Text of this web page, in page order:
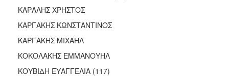
ΚΑΡΑΛΗΣ ΧΡΗΣΤΟΣ
ΚΑΡΓΑΚΗΣ ΚΩΝΣΤΑΝΤΙΝΟΣ
ΚΑΡΓΑΚΗΣ ΜΙΧΑΗΛ
ΚΟΚΟΛΑΚΗΣ ΕΜΜΑΝΟΥΗΛ
ΚΟΥΒΙΔΗ ΕΥΑΓΓΕΛΙΑ (117)